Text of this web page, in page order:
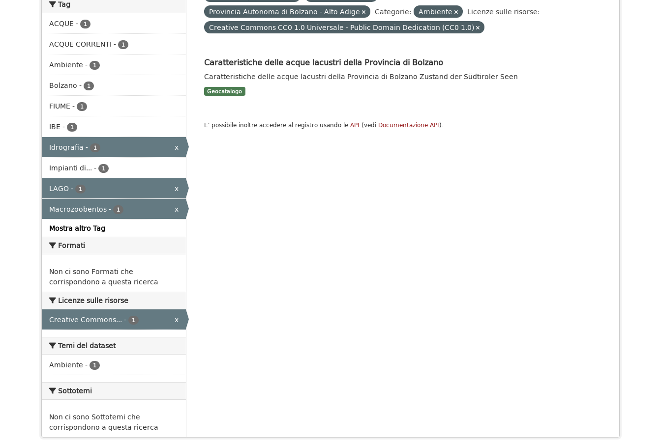
Tag
ACQUE - 1
ACQUE CORRENTI - 1
Ambiente - 1
Bolzano - 1
FIUME - 1
IBE - 1
Idrografia - 1
x
Impianti di... - 1
LAGO- 1
x
Macrozoobentos- 1
x
Mostra altro Tag
Formati
Non ci sono Formati che
corrispondono a questa ricerca
Licenze sulle risorse
Creative Commons... - 1 x
Temi del dataset
Ambiente - 1
Sottotemi
Non ci sono Sottotemi che
corrispondono a questa ricerca
Provincia Autonoma di Bolzano - Alto Adige
Categorie: Ambiente
Licenze sulle risorse:
Creative Commons CC0 1.0 Universale - Public Domain Dedication (CC0 1.0)
Caratteristiche delle acque lacustri della Provincia di Bolzano
Caratteristiche delle acque lacustri della Provincia di Bolzano Zustand der Südtiroler Seen
Geocatalogo
E' possibile inoltre accedere al registro usando le API (vedi Documentazione API).